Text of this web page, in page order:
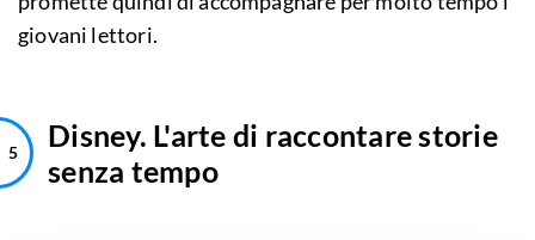
giovani lettori.
Disney. L'arte di raccontare storie
senza tempo